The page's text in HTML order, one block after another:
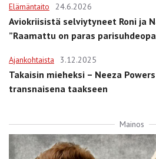
Elämäntaito 24.6.2026
Aviokriisistä selviytyneet Roni ja
”Raamattu on paras
Ajankohtaista 3.12.2025
Takaisin mieheksi – Neeza
transnaisena taakseen
Mainos